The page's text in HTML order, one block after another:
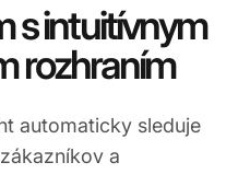
s intuitívnym
rozhraním
automaticky sleduje
a